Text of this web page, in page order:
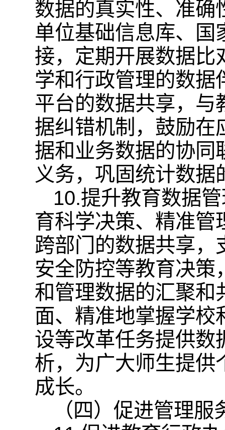
数据的真实性、准确
单位基础信息库、国
接，定期开展数据比
学和行政管理的数据
平台的数据共享，与
据纠错机制，鼓励在
据和业务数据的协同
义务，巩固统计数据
10.提升教育数据
育科学决策、精准管
跨部门的数据共享，
安全防控等教育决策
和管理数据的汇聚和
面、精准地掌握学校
设等改革任务提供数
析，为广大师生提供
成长。
（四）促进管理